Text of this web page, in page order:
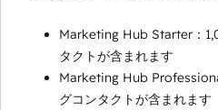
Marketing Hub Starter：
タクトが含まれます
Marketing Hub
グコンタクトが含まれます